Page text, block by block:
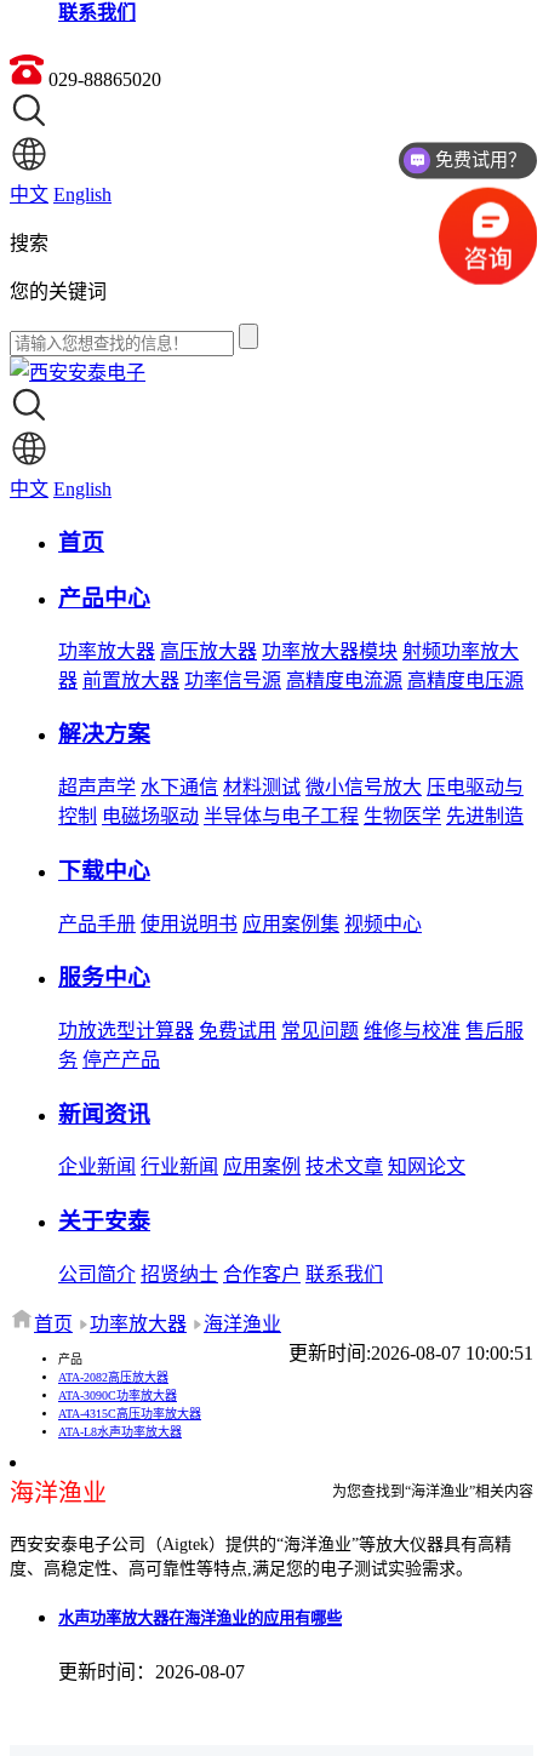
联系我们
029-88865020
中文 English
搜索
您的关键词
中文 English
首页
产品中心
功率放大器 高压放大器 功率放大器模块 射频功率放大
器 前置放大器 功率信号源 高精度电流源 高精度电压源
解决方案
超声声学 水下通信 材料测试 微小信号放大 压电驱动与
控制 电磁场驱动 半导体与电子工程 生物医学 先进制造
下载中心
产品手册 使用说明书 应用案例集 视频中心
服务中心
功放选型计算器 免费试用 常见问题 维修与校准 售后服
务 停产产品
新闻资讯
企业新闻 行业新闻 应用案例 技术文章 知网论文
关于安泰
公司简介 招贤纳士 合作客户 联系我们
首页 功率放大器
海洋渔业
更新时间:2026-08-07 10:00:51
产品
ATA-2082高压放大器
ATA-3090C功率放大器
ATA-4315C高压功率放大器
ATA-L8水声功率放大器
海洋渔业 为您查找到“海洋渔业”相关内容
西安安泰电子公司（Aigtek）提供的“海洋渔业”等放大仪器具有高精
度、高稳定性、高可靠性等特点,满足您的电子测试实验需求。
水声功率放大器在海洋渔业的应用有哪些
更新时间：2026-08-07
免费试用？
价格如何？